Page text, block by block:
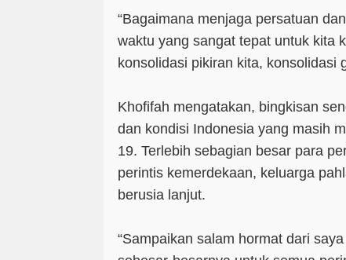
“Bagaimana menjaga persatuan
waktu yang sangat tepat untuk kita
konsolidasi pikiran kita, konsolidasi
Khofifah mengatakan, bingkisan
dan kondisi Indonesia yang masih
19. Terlebih sebagian besar para
perintis kemerdekaan, keluarga
berusia lanjut.
“Sampaikan salam hormat dari